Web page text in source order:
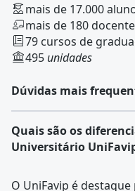
mais de 17.000
mais de 180
79 cursos de
495 unidades
Dúvidas mais
Quais são os
Universitário
O UniFavip é